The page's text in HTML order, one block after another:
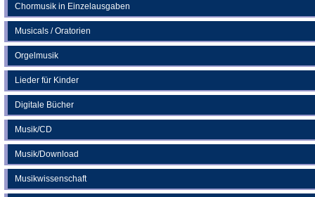
Chormusik in Einzelausgaben
Musicals / Oratorien
Orgelmusik
Lieder für Kinder
Digitale Bücher
Musik/CD
Musik/Download
Musikwissenschaft